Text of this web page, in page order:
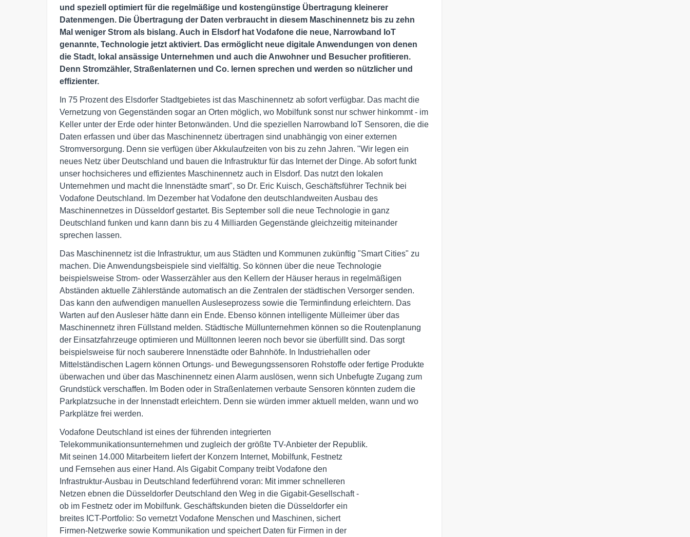
und speziell optimiert für die regelmäßige und kostengünstige Übertragung kleinerer
Datenmengen. Die Übertragung der Daten verbraucht in diesem Maschinennetz bis zu zehn
Mal weniger Strom als bislang. Auch in Elsdorf hat Vodafone die neue, Narrowband IoT
genannte, Technologie jetzt aktiviert. Das ermöglicht neue digitale Anwendungen von denen
die Stadt, lokal ansässige Unternehmen und auch die Anwohner und Besucher profitieren.
Denn Stromzähler, Straßenlaternen und Co. lernen sprechen und werden so nützlicher und
effizienter.
In 75 Prozent des Elsdorfer Stadtgebietes ist das Maschinennetz ab sofort verfügbar. Das macht die
Vernetzung von Gegenständen sogar an Orten möglich, wo Mobilfunk sonst nur schwer hinkommt - im
Keller unter der Erde oder hinter Betonwänden. Und die speziellen Narrowband IoT Sensoren, die die
Daten erfassen und über das Maschinennetz übertragen sind unabhängig von einer externen
Stromversorgung. Denn sie verfügen über Akkulaufzeiten von bis zu zehn Jahren. "Wir legen ein
neues Netz über Deutschland und bauen die Infrastruktur für das Internet der Dinge. Ab sofort funkt
unser hochsicheres und effizientes Maschinennetz auch in Elsdorf. Das nutzt den lokalen
Unternehmen und macht die Innenstädte smart", so Dr. Eric Kuisch, Geschäftsführer Technik bei
Vodafone Deutschland. Im Dezember hat Vodafone den deutschlandweiten Ausbau des
Maschinennetzes in Düsseldorf gestartet. Bis September soll die neue Technologie in ganz
Deutschland funken und kann dann bis zu 4 Milliarden Gegenstände gleichzeitig miteinander
sprechen lassen.
Das Maschinennetz ist die Infrastruktur, um aus Städten und Kommunen zukünftig "Smart Cities" zu
machen. Die Anwendungsbeispiele sind vielfältig. So können über die neue Technologie
beispielsweise Strom- oder Wasserzähler aus den Kellern der Häuser heraus in regelmäßigen
Abständen aktuelle Zählerstände automatisch an die Zentralen der städtischen Versorger senden.
Das kann den aufwendigen manuellen Ausleseprozess sowie die Terminfindung erleichtern. Das
Warten auf den Ausleser hätte dann ein Ende. Ebenso können intelligente Mülleimer über das
Maschinennetz ihren Füllstand melden. Städtische Müllunternehmen können so die Routenplanung
der Einsatzfahrzeuge optimieren und Mülltonnen leeren noch bevor sie überfüllt sind. Das sorgt
beispielsweise für noch sauberere Innenstädte oder Bahnhöfe. In Industriehallen oder
Mittelständischen Lagern können Ortungs- und Bewegungssensoren Rohstoffe oder fertige Produkte
überwachen und über das Maschinennetz einen Alarm auslösen, wenn sich Unbefugte Zugang zum
Grundstück verschaffen. Im Boden oder in Straßenlaternen verbaute Sensoren könnten zudem die
Parkplatzsuche in der Innenstadt erleichtern. Denn sie würden immer aktuell melden, wann und wo
Parkplätze frei werden.
Vodafone Deutschland ist eines der führenden integrierten
Telekommunikationsunternehmen und zugleich der größte TV-Anbieter der Republik.
Mit seinen 14.000 Mitarbeitern liefert der Konzern Internet, Mobilfunk, Festnetz
und Fernsehen aus einer Hand. Als Gigabit Company treibt Vodafone den
Infrastruktur-Ausbau in Deutschland federführend voran: Mit immer schnelleren
Netzen ebnen die Düsseldorfer Deutschland den Weg in die Gigabit-Gesellschaft -
ob im Festnetz oder im Mobilfunk. Geschäftskunden bieten die Düsseldorfer ein
breites ICT-Portfolio: So vernetzt Vodafone Menschen und Maschinen, sichert
Firmen-Netzwerke sowie Kommunikation und speichert Daten für Firmen in der